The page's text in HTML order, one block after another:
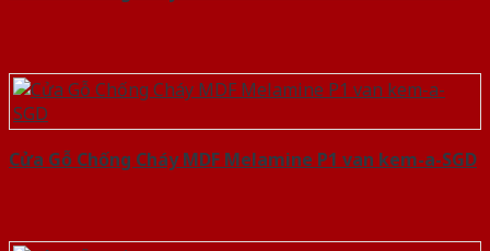
Cửa Gỗ Chống Cháy MDF Melamine P1 van kem-a-SGD